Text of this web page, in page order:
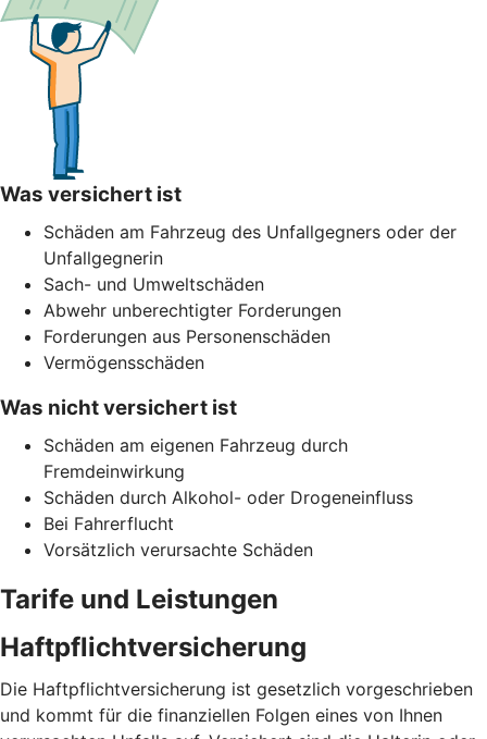
Was versichert ist
Schäden am Fahrzeug des Unfallgegners oder der
Unfallgegnerin
Sach- und Umweltschäden
Abwehr unberechtigter Forderungen
Forderungen aus Personenschäden
Vermögensschäden
Was nicht versichert ist
Schäden am eigenen Fahrzeug durch
Fremdeinwirkung
Schäden durch Alkohol- oder Drogeneinfluss
Bei Fahrerflucht
Vorsätzlich verursachte Schäden
Tarife und Leistungen
Haftpflichtversicherung
Die Haftpflichtversicherung ist gesetzlich vorgeschrieben
und kommt für die finanziellen Folgen eines von Ihnen